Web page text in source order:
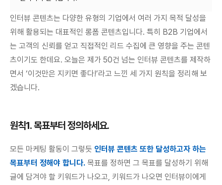
인터뷰 콘텐츠는 다양한 유형의 기업에서 여러 가지 목적 달성을
위해 활용되는 대표적인 롱폼 콘텐츠입니다. 특히 B2B 기업에서
는 고객의 신뢰를 얻고 직접적인 리드 수집에 큰 영향을 주는 콘텐
츠이기도 한데요. 오늘은 제가 50건 넘는 인터뷰 콘텐츠를 제작하
면서 ‘이것만은 지키면 좋다!’라고 느낀 세 가지 원칙을 정리해 보
겠습니다.
원칙1. 목표부터 정의하세요.
모든 마케팅 활동이 그렇듯 인터뷰 콘텐츠 또한 달성하고자 하는
목표부터 정해야 합니다. 목표를 정하면 그 목표를 달성하기 위해
글에 담겨야 할 키워드가 나오고, 키워드가 나오면 인터뷰이에게